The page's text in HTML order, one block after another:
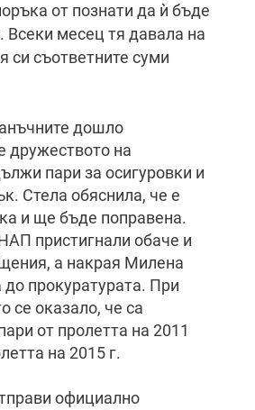
от познати да ѝ бъде
Всеки месец тя давала на
си съответните суми
дошло
дружеството на
пари за осигуровки и
Стела обяснила, че е
и ще бъде поправена.
пристигнали обаче и
а накрая Милена
прокуратурата. При
се оказало, че са
от пролетта на 2011
на 2015 г.
официално